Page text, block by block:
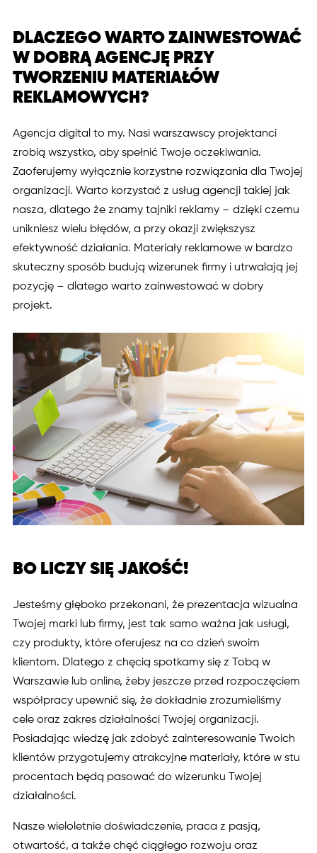
DLACZEGO WARTO ZAINWESTOWAĆ
W DOBRĄ AGENCJĘ PRZY
TWORZENIU MATERIAŁÓW
REKLAMOWYCH?
Agencja digital to my. Nasi warszawscy projektanci
zrobią wszystko, aby spełnić Twoje oczekiwania.
Zaoferujemy wyłącznie korzystne rozwiązania dla Twojej
organizacji. Warto korzystać z usług agencji takiej jak
nasza, dlatego że znamy tajniki reklamy – dzięki czemu
unikniesz wielu błędów, a przy okazji zwiększysz
efektywność działania. Materiały reklamowe w bardzo
skuteczny sposób budują wizerunek firmy i utrwalają jej
pozycję – dlatego warto zainwestować w dobry
projekt.
BO LICZY SIĘ JAKOŚĆ!
Jesteśmy głęboko przekonani, że prezentacja wizualna
Twojej marki lub firmy, jest tak samo ważna jak usługi,
czy produkty, które oferujesz na co dzień swoim
klientom. Dlatego z chęcią spotkamy się z Tobą w
Warszawie lub online, żeby jeszcze przed rozpoczęciem
współpracy upewnić się, że dokładnie zrozumieliśmy
cele oraz zakres działalności Twojej organizacji.
Posiadając wiedzę jak zdobyć zainteresowanie Twoich
klientów przygotujemy atrakcyjne materiały, które w stu
procentach będą pasować do wizerunku Twojej
działalności.
Nasze wieloletnie doświadczenie, praca z pasją,
otwartość, a także chęć ciągłego rozwoju oraz